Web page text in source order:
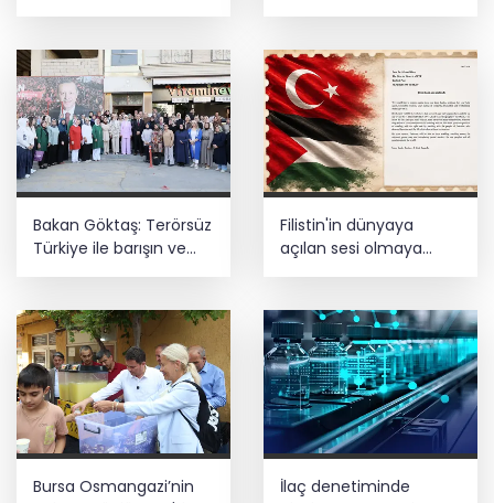
Arabistan yolcusu
Bakan Göktaş: Terörsüz
Türkiye ile barışın ve
istikrarın güçlendiği
Filistin'in dünyaya
açılan sesi olmaya
devam edeceğiz
Bursa Osmangazi’nin
İlaç denetiminde